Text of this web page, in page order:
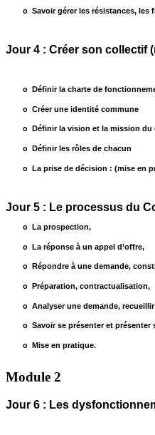
o Savoir gérer les résistances, les
Jour 4 : Créer son collectif
o Définir la charte de
o Créer une identité commune
o Définir la vision et la mission
o Définir les rôles de chacun
o La prise de décision : (mise en
Jour 5 : Le processus du
o La prospection,
o La réponse à un appel d’offre,
o Répondre à une demande,
o Préparation, contractualisation,
o Analyser une demande,
o Savoir se présenter et présenter
o Mise en pratique.
Module 2
Jour 6 : Les